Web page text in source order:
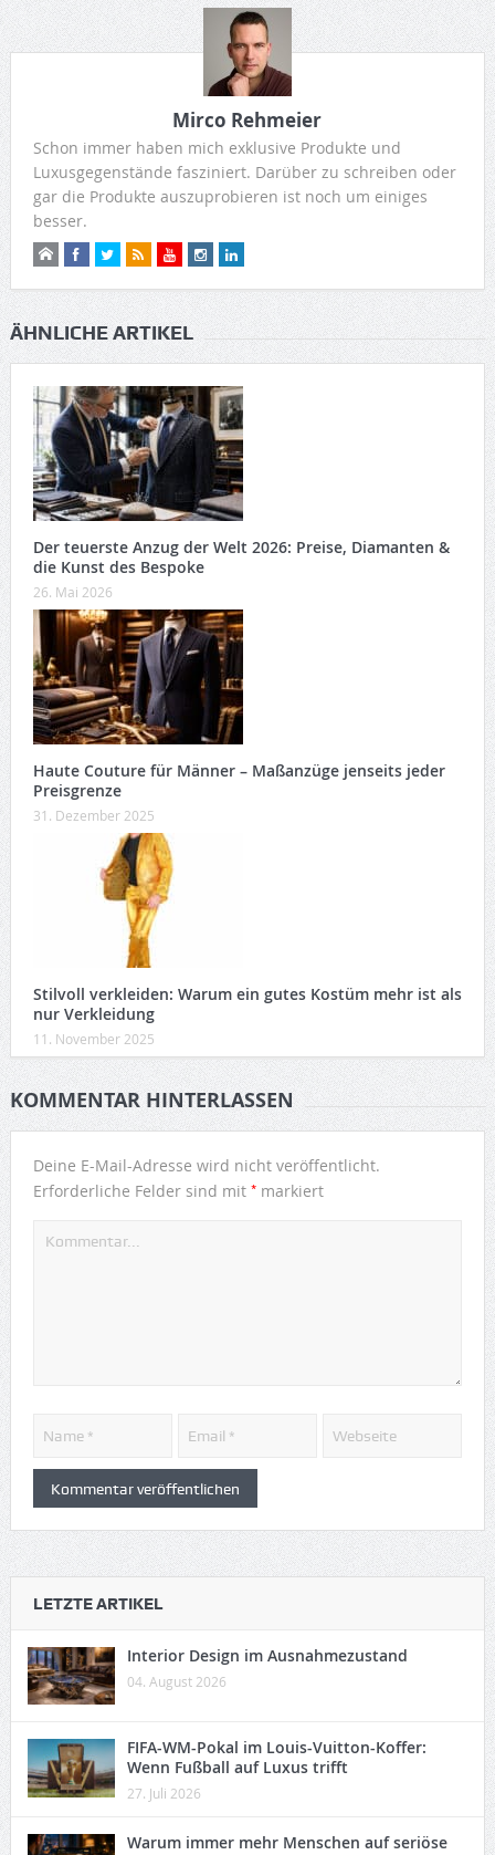
Mirco Rehmeier
Schon immer haben mich exklusive Produkte und
Luxusgegenstände fasziniert. Darüber zu schreiben oder
gar die Produkte auszuprobieren ist noch um einiges
besser.
ÄHNLICHE ARTIKEL
Der teuerste Anzug der Welt 2026: Preise, Diamanten &
die Kunst des Bespoke
26. Mai 2026
Haute Couture für Männer – Maßanzüge jenseits jeder
Preisgrenze
31. Dezember 2025
Stilvoll verkleiden: Warum ein gutes Kostüm mehr ist als
nur Verkleidung
11. November 2025
KOMMENTAR HINTERLASSEN
Deine E-Mail-Adresse wird nicht veröffentlicht.
Erforderliche Felder sind mit *markiert
LETZTE ARTIKEL
Interior Design im Ausnahmezustand
04. August 2026
FIFA-WM-Pokal im Louis-Vuitton-Koffer:
Wenn Fußball auf Luxus trifft
27. Juli 2026
Warum immer mehr Menschen auf seriöse